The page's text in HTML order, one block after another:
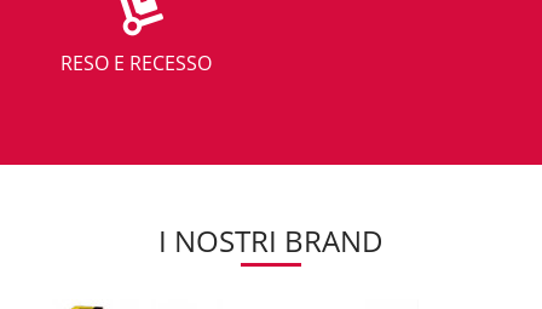
RESO E RECESSO
I NOSTRI BRAND